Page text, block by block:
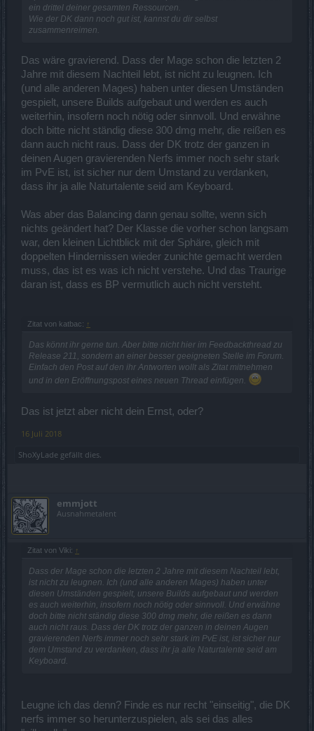
ein drittel deiner gesamten Ressourcen.
Wie der DK dann noch gut ist, kannst du dir selbst
zusammenreimen.
Das wäre gravierend. Dass der Mage schon die letzten 2
Jahre mit diesem Nachteil lebt, ist nicht zu leugnen. Ich
(und alle anderen Mages) haben unter diesen Umständen
gespielt, unsere Builds aufgebaut und werden es auch
weiterhin, insofern noch nötig oder sinnvoll. Und erwähne
doch bitte nicht ständig diese 300 dmg mehr, die reißen es
dann auch nicht raus. Dass der DK trotz der ganzen in
deinen Augen gravierenden Nerfs immer noch sehr stark
im PvE ist, ist sicher nur dem Umstand zu verdanken,
dass ihr ja alle Naturtalente seid am Keyboard.
Was aber das Balancing dann genau sollte, wenn sich
nichts geändert hat? Der Klasse die vorher schon langsam
war, den kleinen Lichtblick mit der Sphäre, gleich mit
doppelten Hindernissen wieder zunichte gemacht werden
muss, das ist es was ich nicht verstehe. Und das Traurige
daran ist, dass es BP vermutlich auch nicht versteht.
Zitat von katbac: ↑
Das könnt ihr gerne tun. Aber bitte nicht hier im Feedbackthread zu
Release 211, sondern an einer besser geeigneten Stelle im Forum.
Einfach den Post auf den ihr Antworten wollt als Zitat mitnehmen
und in den Eröffnungspost eines neuen Thread einfügen.
Das ist jetzt aber nicht dein Ernst, oder?
16 Juli 2018
ShoXyLade gefällt dies.
emmjott
Ausnahmetalent
Zitat von Viki: ↑
Dass der Mage schon die letzten 2 Jahre mit diesem Nachteil lebt,
ist nicht zu leugnen. Ich (und alle anderen Mages) haben unter
diesen Umständen gespielt, unsere Builds aufgebaut und werden
es auch weiterhin, insofern noch nötig oder sinnvoll. Und erwähne
doch bitte nicht ständig diese 300 dmg mehr, die reißen es dann
auch nicht raus. Dass der DK trotz der ganzen in deinen Augen
gravierenden Nerfs immer noch sehr stark im PvE ist, ist sicher nur
dem Umstand zu verdanken, dass ihr ja alle Naturtalente seid am
Keyboard.
Leugne ich das denn? Finde es nur recht "einseitig", die DK
nerfs immer so herunterzuspielen, als sei das alles